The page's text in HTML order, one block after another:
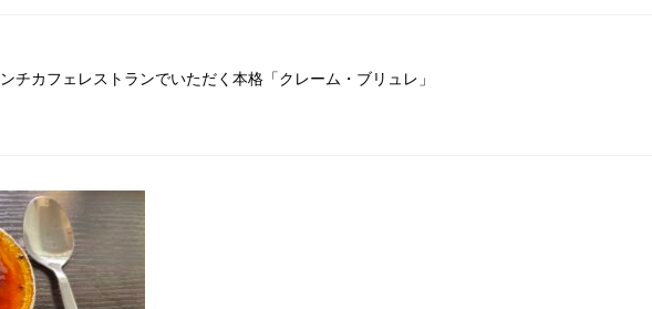
チカフェレストランでいただく本格「クレーム・ブリュレ」